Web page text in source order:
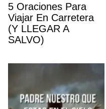
5 Oraciones Para
Viajar En Carretera
(Y LLEGAR A
SALVO)